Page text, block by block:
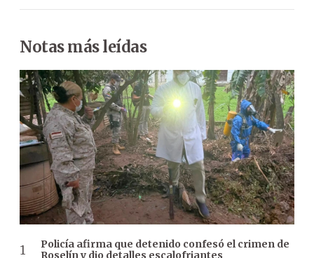
Notas más leídas
Policía afirma que detenido confesó el crimen de
Roselín y dio detalles escalofriantes